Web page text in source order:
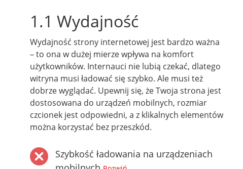
1.1 Wydajność
Wydajność strony internetowej jest bardzo ważna
– to ona w dużej mierze wpływa na komfort
użytkowników. Internauci nie lubią czekać, dlatego
witryna musi ładować się szybko. Ale musi też
dobrze wyglądać. Upewnij się, że Twoja strona jest
dostosowana do urządzeń mobilnych, rozmiar
czcionek jest odpowiedni, a z klikalnych elementów
można korzystać bez przeszkód.
Szybkość ładowania na urządzeniach